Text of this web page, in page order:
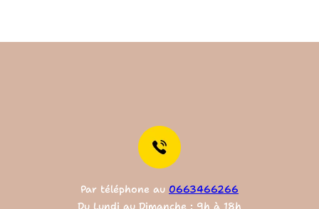
Par téléphone au 0663466266
Du Lundi au Dimanche : 9h à 18h